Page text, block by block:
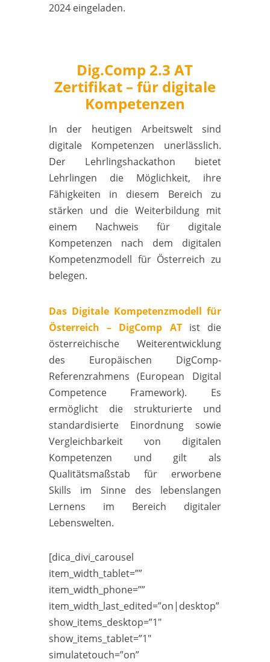
2024 eingeladen.
Dig.Comp 2.3 AT
Zertifikat – für digitale
Kompetenzen
In der heutigen Arbeitswelt sind
digitale Kompetenzen unerlässlich.
Der Lehrlingshackathon bietet
Lehrlingen die Möglichkeit, ihre
Fähigkeiten in diesem Bereich zu
stärken und die Weiterbildung mit
einem Nachweis für digitale
Kompetenzen nach dem digitalen
Kompetenzmodell für Österreich zu
belegen.
Das Digitale Kompetenzmodell für
Österreich – DigComp ATist die
österreichische Weiterentwicklung
des Europäischen DigComp-
Referenzrahmens (European Digital
Competence Framework). Es
ermöglicht die strukturierte und
standardisierte Einordnung sowie
Vergleichbarkeit von digitalen
Kompetenzen und gilt als
Qualitätsmaßstab für erworbene
Skills im Sinne des lebenslangen
Lernens im Bereich digitaler
Lebenswelten.
[dica_divi_carousel
item_width_tablet=””
item_width_phone=””
item_width_last_edited=”on|desktop”
show_items_desktop=”1″
show_items_tablet=”1″
simulatetouch=”on”